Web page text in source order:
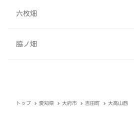
六枚畑
脇ノ畑
トップ 愛知県 大府市 吉田町 大高山西